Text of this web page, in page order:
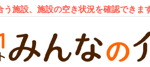
う施設、施設の空き状況を確認できま